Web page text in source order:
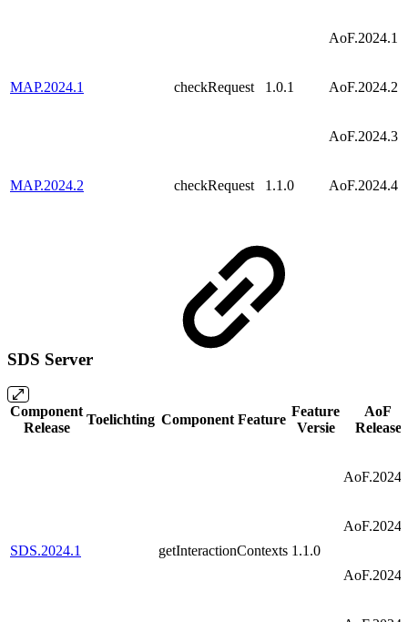
MAP.2024.1 checkRequest 1.0.1
AoF.2024.1
AoF.2024.2
AoF.2024.3
MAP.2024.2 checkRequest 1.1.0 AoF.2024.4
SDS Server
Component
Release
Toelichting Component Feature
Feature
Versie
AoF
Release
SDS.2024.1 getInteractionContexts 1.1.0